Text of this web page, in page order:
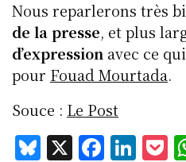
Nous reparlerons très
de la presse, et plus
d’expression avec ce
pour Fouad Mourtada.
Souce : Le Post
Bl X F Li P